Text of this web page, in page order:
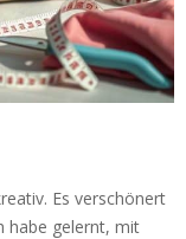
Es verschönert
habe gelernt, mit